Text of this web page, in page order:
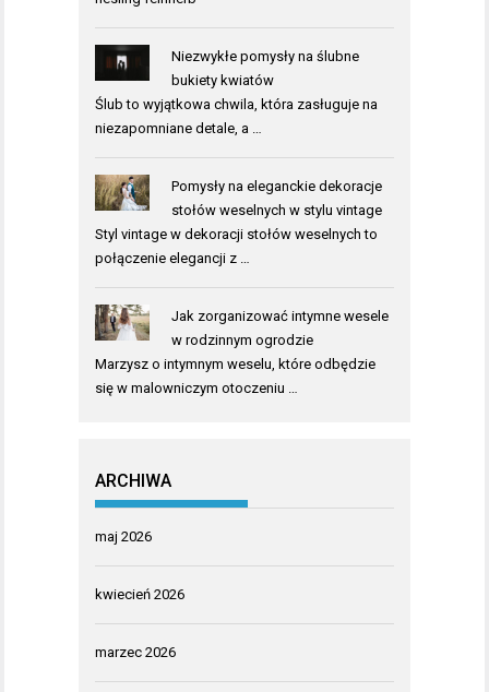
Niezwykłe pomysły na ślubne
bukiety kwiatów
Ślub to wyjątkowa chwila, która zasługuje na
niezapomniane detale, a …
Pomysły na eleganckie dekoracje
stołów weselnych w stylu vintage
Styl vintage w dekoracji stołów weselnych to
połączenie elegancji z …
Jak zorganizować intymne wesele
w rodzinnym ogrodzie
Marzysz o intymnym weselu, które odbędzie
się w malowniczym otoczeniu …
ARCHIWA
maj 2026
kwiecień 2026
marzec 2026